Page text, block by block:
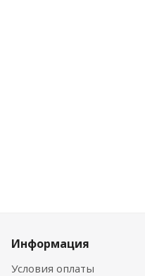
Информация
Условия оплаты